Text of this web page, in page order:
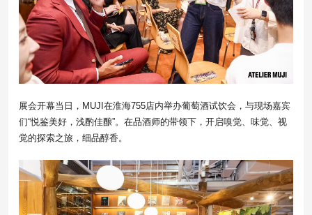
展会开幕当日，MUJI在淮海755店内举办葡萄酒试饮会，与现场嘉宾
们“悦鉴美好，浅酌佳酿”。在品酒师的带领下，开启嗅觉、味觉、视
觉的探索之旅，细品醇香。